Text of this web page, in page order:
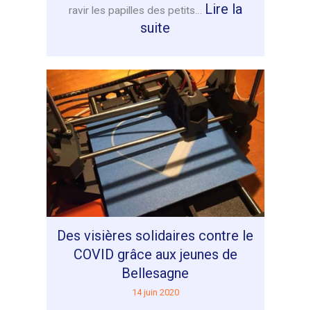
ravir les papilles des petits… Lire la
suite
familiale
de
Bellesagne,
l’atout
du
goût
!
Des visières solidaires contre le
COVID grâce aux jeunes de
Bellesagne
14 juin 2020